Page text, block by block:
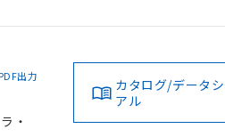
出力
・
カタログ/データ
アル